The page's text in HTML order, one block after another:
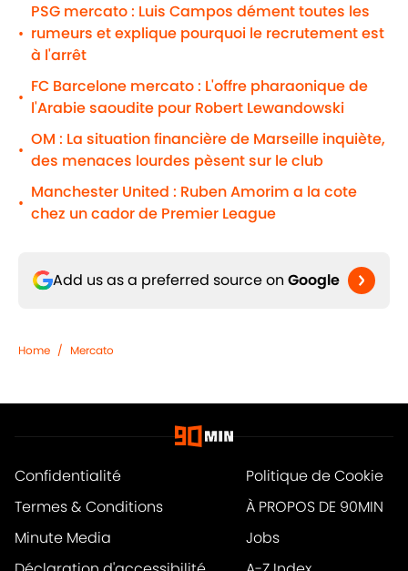
•
PSG mercato : Luis Campos dément toutes les
rumeurs et explique pourquoi le recrutement est
à l'arrêt
•
FC Barcelone mercato : L'offre pharaonique de
l'Arabie saoudite pour Robert Lewandowski
•
OM : La situation financière de Marseille inquiète,
des menaces lourdes pèsent sur le club
•
Manchester United : Ruben Amorim a la cote
chez un cador de Premier League
Add us as a preferred source on Google
Home / Mercato
Confidentialité
Politique de Cookie
Termes & Conditions
À PROPOS DE 90MIN
Minute Media
Jobs